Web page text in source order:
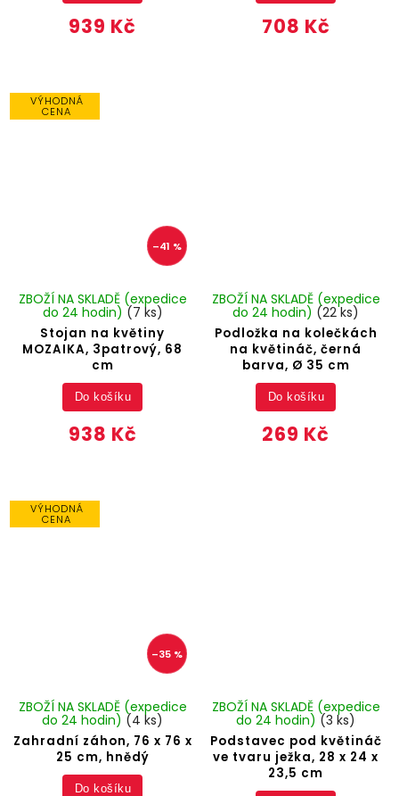
939 Kč 708 Kč
VÝHODNÁ
CENA
–41 %
Stojan na květiny
MOZAIKA, 3patrový, 68
cm
ZBOŽÍ NA SKLADĚ (expedice
do 24 hodin) (7 ks)
938 Kč
Do košíku
Podložka na kolečkách
na květináč, černá
barva, Ø 35 cm
ZBOŽÍ NA SKLADĚ (expedice
do 24 hodin) (22 ks)
269 Kč
Do košíku
VÝHODNÁ
CENA
–35 %
Zahradní záhon, 76 x 76 x
25 cm, hnědý
ZBOŽÍ NA SKLADĚ (expedice
do 24 hodin) (4 ks)
Do košíku
Podstavec pod květináč
ve tvaru ježka, 28 x 24 x
23,5 cm
ZBOŽÍ NA SKLADĚ (expedice
do 24 hodin) (3 ks)